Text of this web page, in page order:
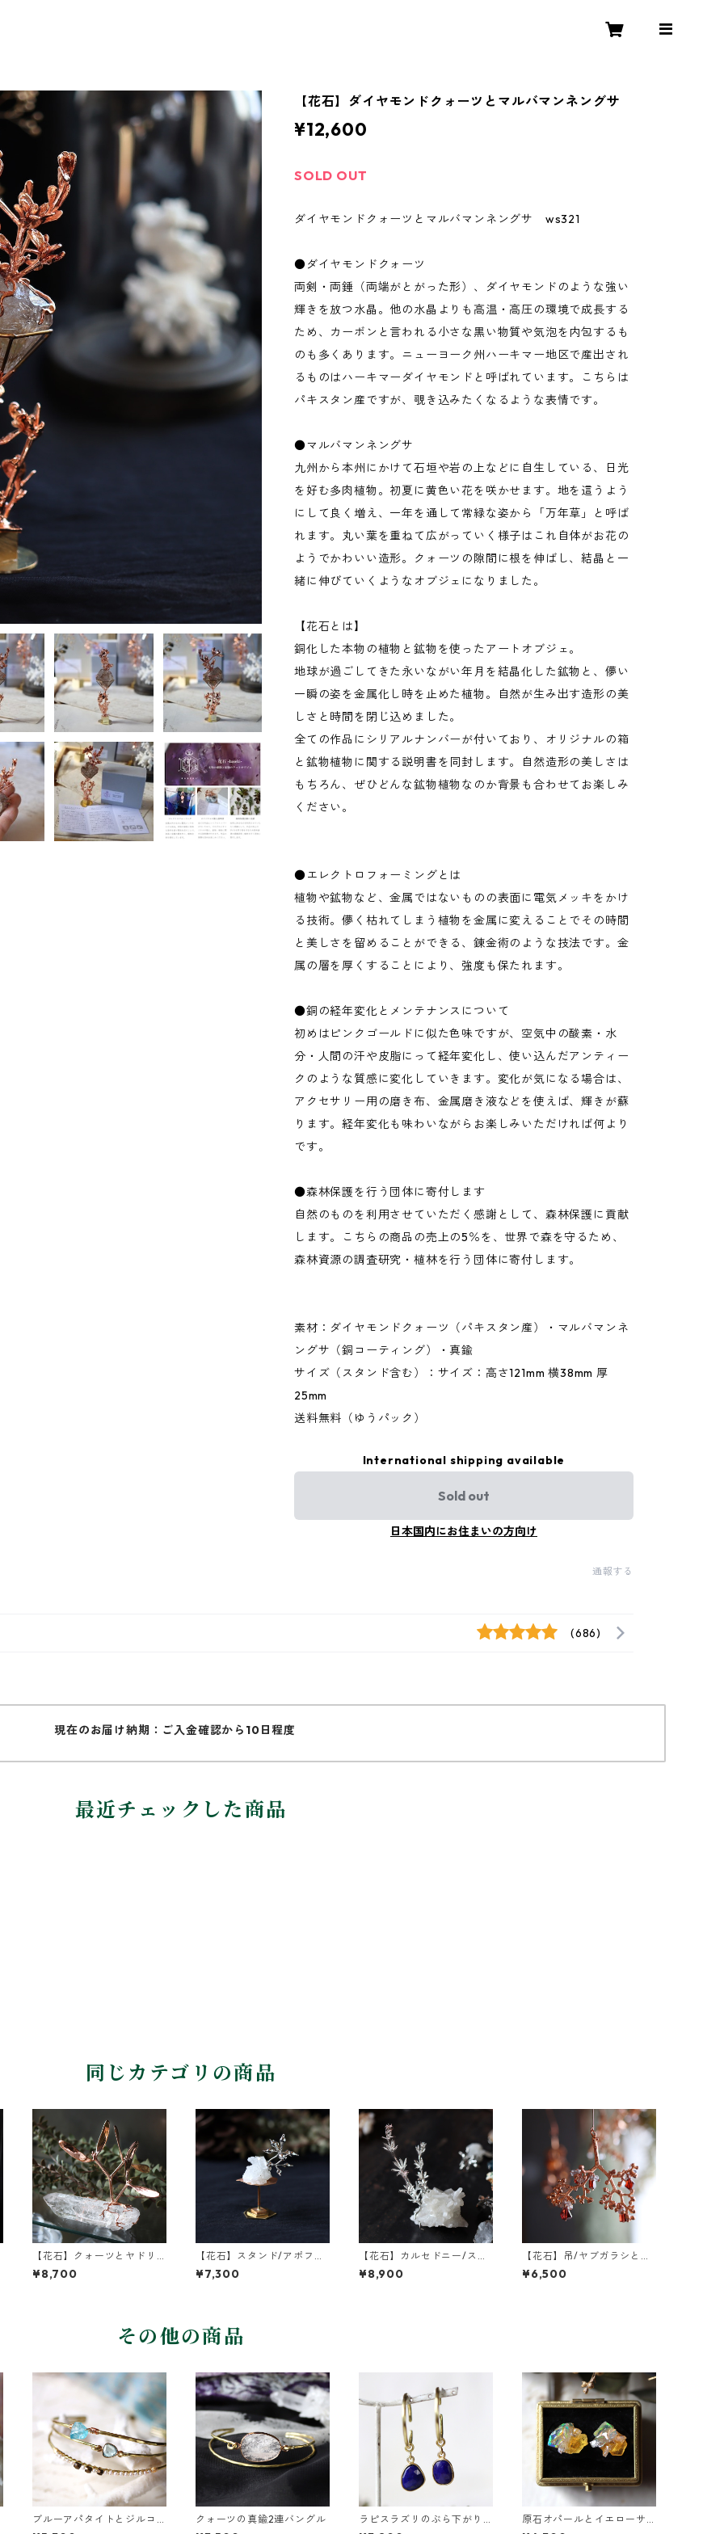
【花石】ダイヤモンドクォーツとマルバマンネングサ
¥12,600
SOLD OUT
ダイヤモンドクォーツとマルバマンネングサ ws321
●ダイヤモンドクォーツ
両剣・両錘（両端がとがった形）、ダイヤモンドのような強い
輝きを放つ水晶。他の水晶よりも高温・高圧の環境で成長する
ため、カーボンと言われる小さな黒い物質や気泡を内包するも
のも多くあります。ニューヨーク州ハーキマー地区で産出され
るものはハーキマーダイヤモンドと呼ばれています。こちらは
パキスタン産ですが、覗き込みたくなるような表情です。
●マルバマンネングサ
九州から本州にかけて石垣や岩の上などに自生している、日光
を好む多肉植物。初夏に黄色い花を咲かせます。地を這うよう
にして良く増え、一年を通して常緑な姿から「万年草」と呼ば
れます。丸い葉を重ねて広がっていく様子はこれ自体がお花の
ようでかわいい造形。クォーツの隙間に根を伸ばし、結晶と一
緒に伸びていくようなオブジェになりました。
【花石とは】
銅化した本物の植物と鉱物を使ったアートオブジェ。
地球が過ごしてきた永いながい年月を結晶化した鉱物と、儚い
一瞬の姿を金属化し時を止めた植物。自然が生み出す造形の美
しさと時間を閉じ込めました。
全ての作品にシリアルナンバーが付いており、オリジナルの箱
と鉱物植物に関する説明書を同封します。自然造形の美しさは
もちろん、ぜひどんな鉱物植物なのか背景も合わせてお楽しみ
ください。
●エレクトロフォーミングとは
植物や鉱物など、金属ではないものの表面に電気メッキをかけ
る技術。儚く枯れてしまう植物を金属に変えることでその時間
と美しさを留めることができる、錬金術のような技法です。金
属の層を厚くすることにより、強度も保たれます。
●銅の経年変化とメンテナンスについて
初めはピンクゴールドに似た色味ですが、空気中の酸素・水
分・人間の汗や皮脂にって経年変化し、使い込んだアンティー
クのような質感に変化していきます。変化が気になる場合は、
アクセサリー用の磨き布、金属磨き液などを使えば、輝きが蘇
ります。経年変化も味わいながらお楽しみいただければ何より
です。
●森林保護を行う団体に寄付します
自然のものを利用させていただく感謝として、森林保護に貢献
します。こちらの商品の売上の5％を、世界で森を守るため、
森林資源の調査研究・植林を行う団体に寄付します。
素材：ダイヤモンドクォーツ（パキスタン産）・マルバマンネ
ングサ（銅コーティング）・真鍮
サイズ（スタンド含む）：サイズ：高さ121mm 横38mm 厚
25mm
送料無料（ゆうパック）
International shipping available
Sold out
日本国内にお住まいの方向け
通報する
(686)
現在のお届け納期：ご入金確認から10日程度
最近チェックした商品
同じカテゴリの商品
【花石】クォーツとヤドリ
ギ
¥8,700
【花石】スタンド/アポフィ
ライトとユーカリ
¥7,300
【花石】カルセドニー/ステ
ィルバイトとヤエムグラ
¥8,900
【花石】吊/ヤブガラシとガ
ーネット
¥6,500
その他の商品
ブルーアパタイトとジルコ
ンの真鍮3連バングル
クォーツの真鍮2連バングル
ラピスラズリのぶら下がり
真鍮イヤーカフ
原石オパールとイエローサ
ファイアのプチピアス